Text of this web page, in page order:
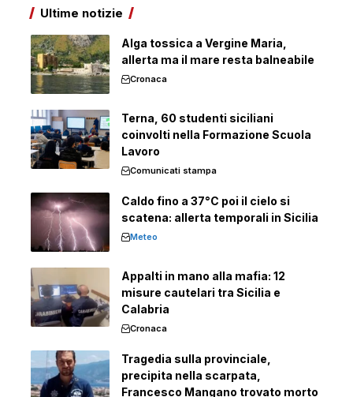
Ultime notizie
Alga tossica a Vergine Maria,
allerta ma il mare resta balneabile
Cronaca
Terna, 60 studenti siciliani
coinvolti nella Formazione Scuola
Lavoro
Comunicati stampa
Caldo fino a 37°C poi il cielo si
scatena: allerta temporali in Sicilia
Meteo
Appalti in mano alla mafia: 12
misure cautelari tra Sicilia e
Calabria
Cronaca
Tragedia sulla provinciale,
precipita nella scarpata,
Francesco Mangano trovato morto